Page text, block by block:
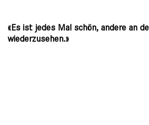
«Es ist jedes Mal schön, andere an
wiederzusehen.»